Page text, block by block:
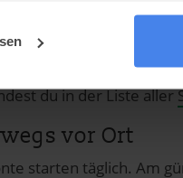
werden, und legen
sind, jedoch helfen
du in der Liste aller
vor Ort
starten täglich. Am